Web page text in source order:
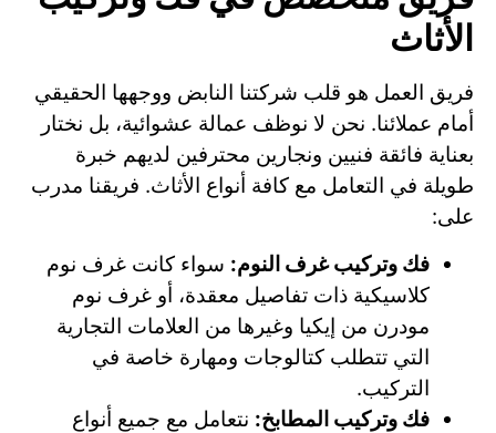
الأثاث
فريق العمل هو قلب شركتنا النابض ووجهها الحقيقي
أمام عملائنا. نحن لا نوظف عمالة عشوائية، بل نختار
بعناية فائقة فنيين ونجارين محترفين لديهم خبرة
طويلة في التعامل مع كافة أنواع الأثاث. فريقنا مدرب
على:
فك وتركيب غرف النوم: سواء كانت غرف نوم
كلاسيكية ذات تفاصيل معقدة، أو غرف نوم
مودرن من إيكيا وغيرها من العلامات التجارية
التي تتطلب كتالوجات ومهارة خاصة في
التركيب.
فك وتركيب المطابخ: نتعامل مع جميع أنواع